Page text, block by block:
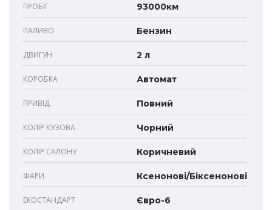
ПРОБІГ 93000км
ПАЛИВО Бензин
ДВИГУН 2 л
КОРОБКА Автомат
ПРИВІД Повний
КОЛІР КУЗОВА Чорний
КОЛІР САЛОНУ Коричневий
ФАРИ Ксенонові/Біксенонові
ЕКОСТАНДАРТ Євро-6